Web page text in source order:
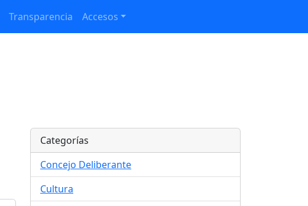
Transparencia Accesos
Categorías
Concejo Deliberante
Cultura